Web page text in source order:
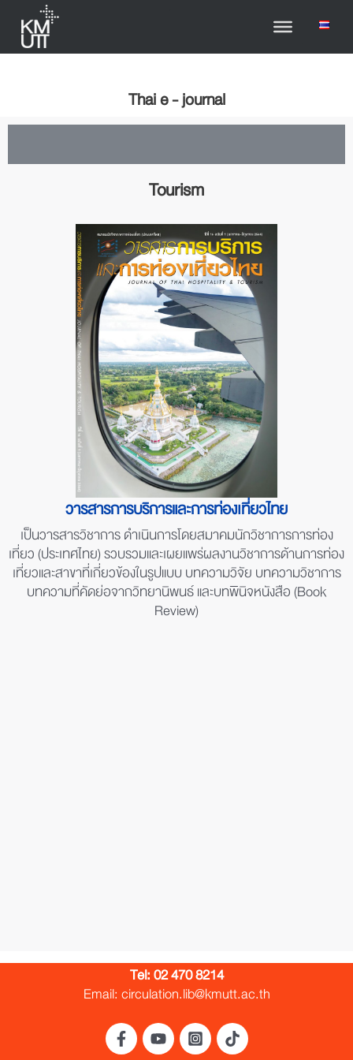
Thai e - journal
Tourism
วารสารการบริการและการท่องเที่ยวไทย
เป็นวารสารวิชาการ ดำเนินการโดยสมาคมนักวิชาการการท่อง
เที่ยว (ประเทศไทย) รวบรวมและเผยแพร่ผลงานวิชาการด้านการท่อง
เที่ยวและสาขาที่เกี่ยวข้องในรูปแบบ บทความวิจัย บทความวิชาการ
บทความที่คัดย่อจากวิทยานิพนธ์ และบทพินิจหนังสือ (Book
Review)
Tel: 02 470 8214
Email: circulation.lib@kmutt.ac.th